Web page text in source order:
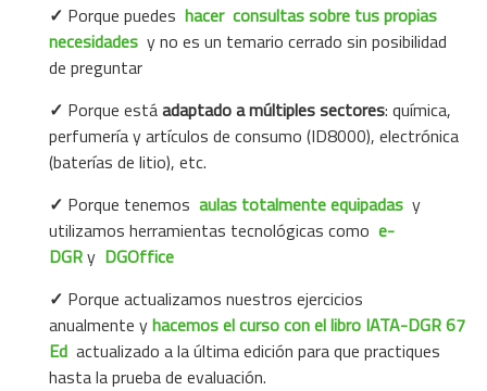
✓ Porque puedes hacer consultas sobre tus propias
necesidades y no es un temario cerrado sin posibilidad
de preguntar
✓ Porque estáadaptado amúltiples sectores: química,
perfumería y artículos de consumo (ID8000), electrónica
(baterías de litio), etc.
✓ Porque tenemos aulas totalmente equipadas y
utilizamos herramientas tecnológicas como e-
DGRy DGOffice
✓ Porque actualizamos nuestros ejercicios
anualmente yhacemos el curso con el libro IATA-DGR 67
Ed actualizado a la última edición para que practiques
hasta la prueba de evaluación.